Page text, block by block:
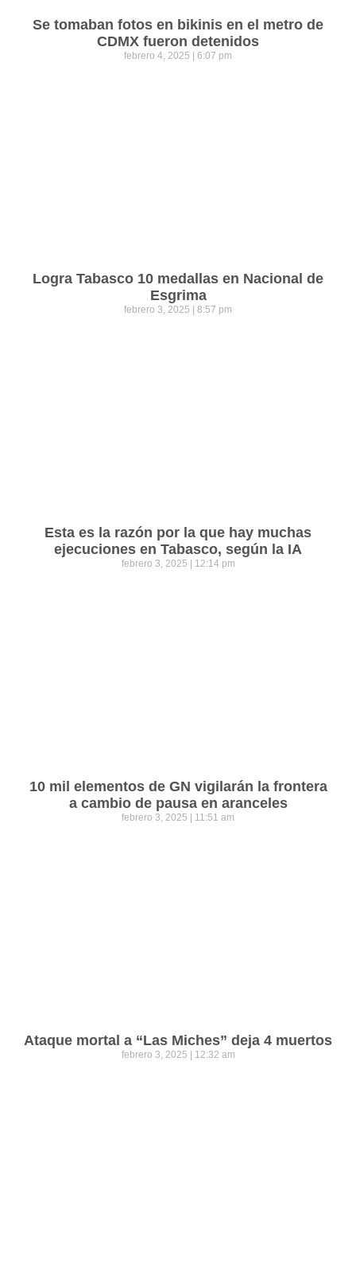
Se tomaban fotos en bikinis en el metro de
CDMX fueron detenidos
febrero 4, 2025 6:07 pm
Logra Tabasco 10 medallas en Nacional de
Esgrima
febrero 3, 2025 8:57 pm
Esta es la razón por la que hay muchas
ejecuciones en Tabasco, según la IA
febrero 3, 2025 12:14 pm
10 mil elementos de GN vigilarán la frontera
a cambio de pausa en aranceles
febrero 3, 2025 11:51 am
Ataque mortal a “Las Miches” deja 4 muertos
febrero 3, 2025 12:32 am